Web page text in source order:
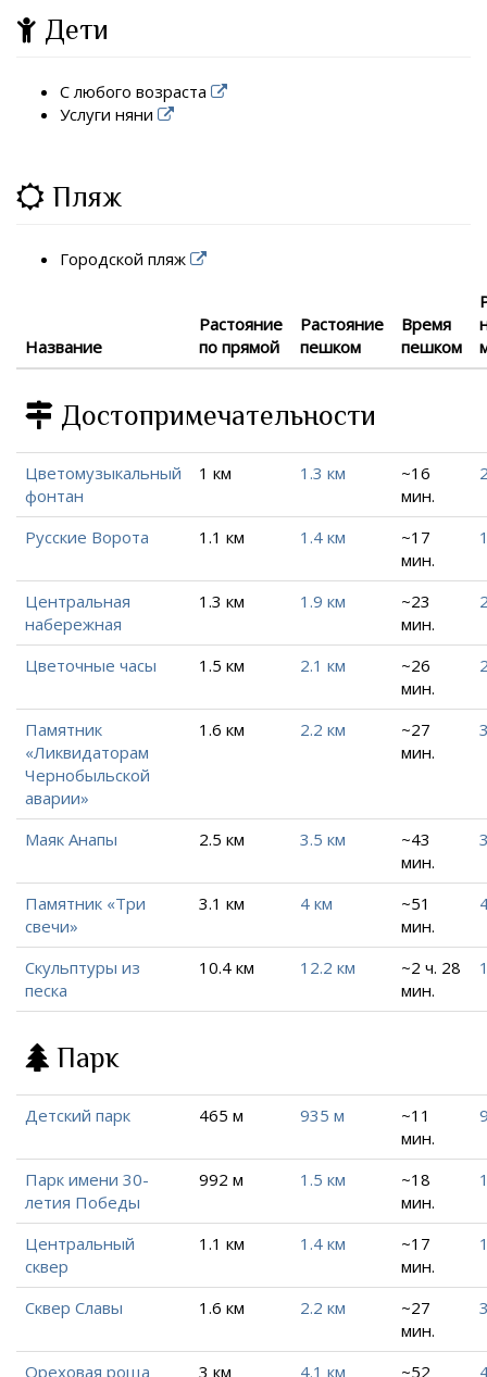
Дети
С любого возраста
Услуги няни
Пляж
Городской пляж
Название
Растояние
по прямой
Растояние
пешком
Время
пешком
Достопримечательности
Цветомузыкальный
фонтан
1 км 1.3 км
~16
мин.
Русские Ворота 1.1 км 1.4 км
~17
мин.
Центральная
набережная
1.3 км 1.9 км
~23
мин.
Цветочные часы 1.5 км 2.1 км
~26
мин.
Памятник
«Ликвидаторам
Чернобыльской
аварии»
1.6 км 2.2 км
~27
мин.
Маяк Анапы 2.5 км 3.5 км
~43
мин.
Памятник «Три
свечи»
3.1 км 4 км
~51
мин.
Скульптуры из
песка
10.4 км 12.2 км
~2 ч. 28
мин.
Парк
Детский парк 465 м 935 м
~11
мин.
Парк имени 30-
летия Победы
992 м 1.5 км
~18
мин.
Центральный
сквер
1.1 км 1.4 км
~17
мин.
Сквер Славы 1.6 км 2.2 км
~27
мин.
Ореховая роща 3 км 4.1 км
~52